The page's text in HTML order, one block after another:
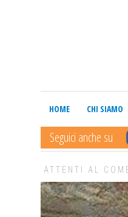
HOME CHI SIAMO
Seguici anche su
ATTENTI AL